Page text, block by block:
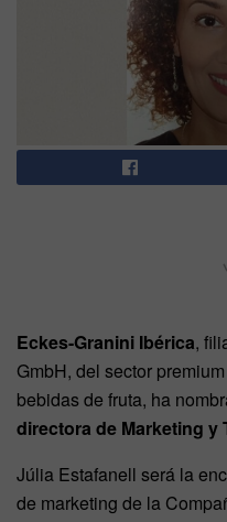
Eckes-Granini Ibérica,
GmbH, del sector
bebidas de fruta, ha
directora de Marketing y
Júlia Estafanell será la
de marketing de la